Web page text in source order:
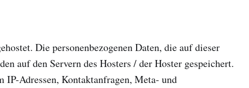
Die personenbezogenen Daten, die auf dieser
auf den Servern des Hosters / der Hoster gespeichert.
IP-Adressen, Kontaktanfragen, Meta- und